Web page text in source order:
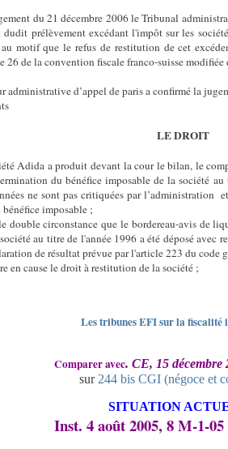
du 21 décembre 2006 le Tribunal
dudit prélèvement excédant l'impôt sur les
motif que le refus de restitution de cet
26 de la convention fiscale franco-suisse modifiée
administrative d’appel de paris a confirmé la
LE DROIT
Adida a produit devant la cour le bilan, le
du bénéfice imposable de la société
ne sont pas critiquées par l’administration
bénéfice imposable ;
double circonstance que le bordereau-avis de
au titre de l'année 1996 a été déposé avec
de résultat prévue par l'article 223 du code
en cause le droit à restitution de la société ;
Les tribunes EFI sur la
Comparer avec. CE, 15 décembre
sur 244 bis CGI (négoce et
SITUATION
Inst. 4 août 2005, 8 M-1-05